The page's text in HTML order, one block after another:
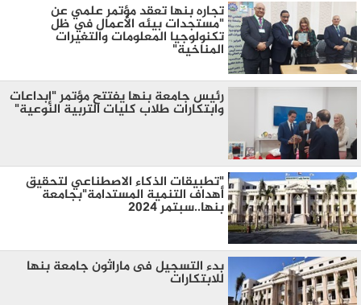
تجاره بنها تعقد مؤتمر علمي عن
"مستجدات بيئه الأعمال في ظل
تكنولوجيا المعلومات والتغيرات
المناخية"
رئيس جامعة بنها يفتتح مؤتمر "إبداعات
وابتكارات طلاب كليات التربية النوعية"
"تطبيقات الذكاء الاصطناعي لتحقيق
أهداف التنمية المستدامة"بجامعة
بنها..سبتمر 2024
بدء التسجيل فى ماراثون جامعة بنها
للابتكارات